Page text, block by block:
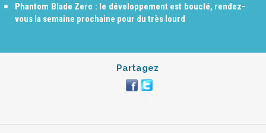
Phantom Blade Zero : le développement est bouclé, rendez-
vous la semaine prochaine pour du très lourd
Partagez